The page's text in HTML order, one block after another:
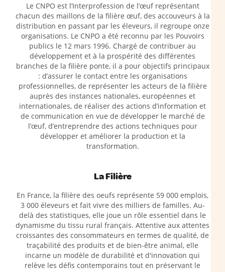
Le CNPO est l’Interprofession de l’œuf représentant
chacun des maillons de la filière œuf, des accouveurs à la
distribution en passant par les éleveurs, il regroupe onze
organisations. Le CNPO a été reconnu par les Pouvoirs
publics le 12 mars 1996. Chargé de contribuer au
développement et à la prospérité des différentes
branches de la filière ponte, il a pour objectifs principaux
: d’assurer le contact entre les organisations
professionnelles, de représenter les acteurs de la filière
auprès des instances nationales, européennes et
internationales, de réaliser des actions d’information et
de communication en vue de développer le marché de
l’œuf, d’entreprendre des actions techniques pour
développer et améliorer la production et la
transformation.
La Filière
En France, la filière des oeufs représente 59 000 emplois,
3 000 éleveurs et fait vivre des milliers de familles. Au-
delà des statistiques, elle joue un rôle essentiel dans le
dynamisme du tissu rural français. Attentive aux attentes
croissantes des consommateurs en termes de qualité, de
traçabilité des produits et de bien-être animal, elle
incarne un modèle de durabilité et d'innovation qui
relève les défis contemporains tout en préservant le